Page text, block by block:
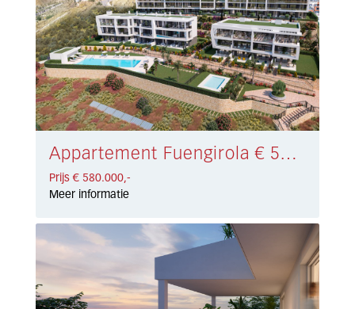
Appartement Fuengirola € 580.000,-
Prijs € 580.000,-
Meer informatie